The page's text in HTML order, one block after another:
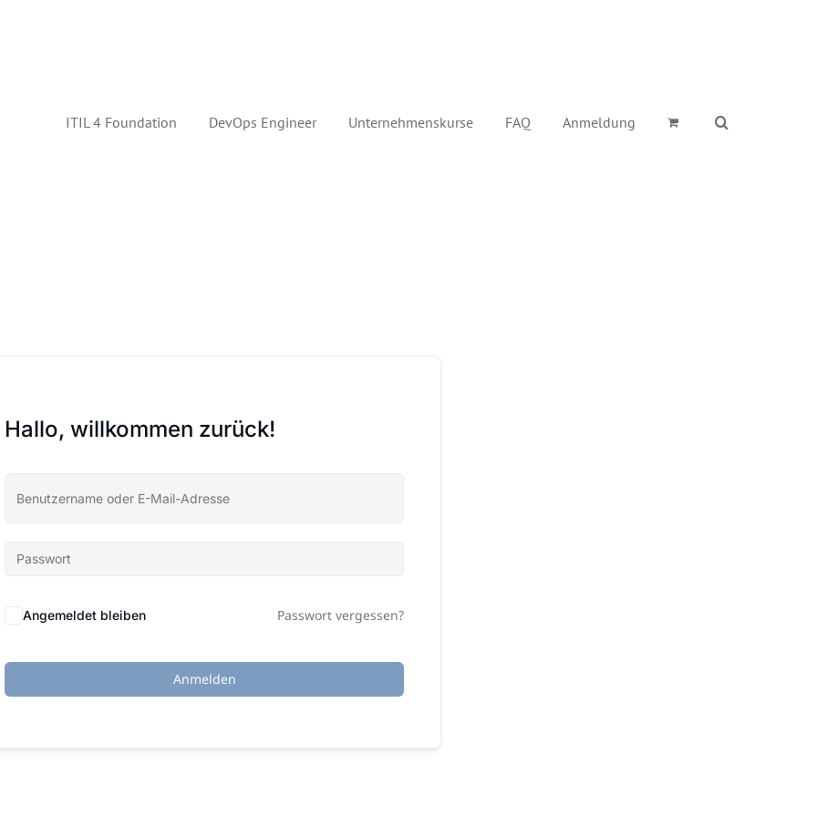
ITIL 4 Foundation DevOps Engineer Unternehmenskurse FAQ Anmeldung
Hallo, willkommen zurück!
Angemeldet bleiben Passwort vergessen?
Anmelden